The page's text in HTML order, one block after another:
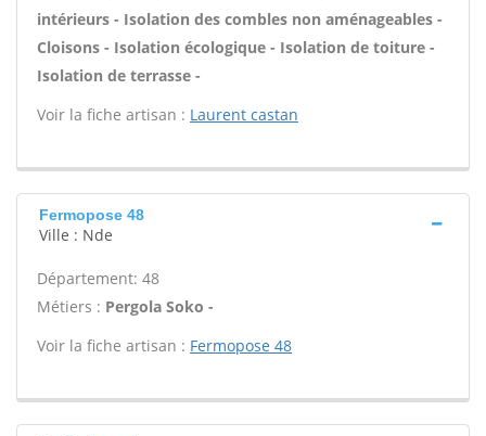
intérieurs - Isolation des combles non aménageables -
Cloisons - Isolation écologique - Isolation de toiture -
Isolation de terrasse -
Voir la fiche artisan : Laurent castan
Fermopose 48
Ville : Nde
Département: 48
Métiers : Pergola Soko -
Voir la fiche artisan : Fermopose 48